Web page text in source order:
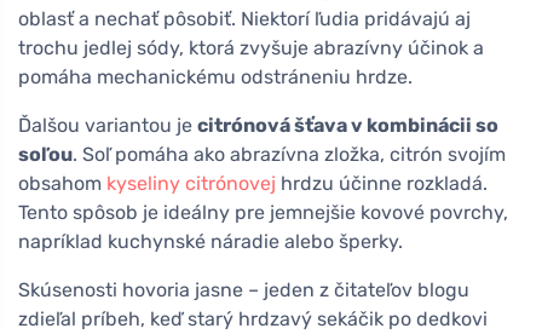
oblasť a nechať pôsobiť. Niektorí ľudia pridávajú aj
trochu jedlej sódy, ktorá zvyšuje abrazívny účinok a
pomáha mechanickému odstráneniu hrdze.
Ďalšou variantou je citrónová šťava v kombinácii so
soľou. Soľ pomáha ako abrazívna zložka, citrón svojím
obsahom kyseliny citrónovej hrdzu účinne rozkladá.
Tento spôsob je ideálny pre jemnejšie kovové povrchy,
napríklad kuchynské náradie alebo šperky.
Skúsenosti hovoria jasne – jeden z čitateľov blogu
zdieľal príbeh, keď starý hrdzavý sekáčik po dedkovi